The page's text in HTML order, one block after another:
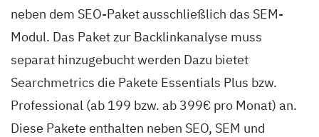
neben dem SEO-Paket ausschließlich das SEM-
Modul. Das Paket zur Backlinkanalyse muss
separat hinzugebucht werden Dazu bietet
Searchmetrics die Pakete Essentials Plus bzw.
Professional (ab 199 bzw. ab 399€ pro Monat) an.
Diese Pakete enthalten neben SEO, SEM und